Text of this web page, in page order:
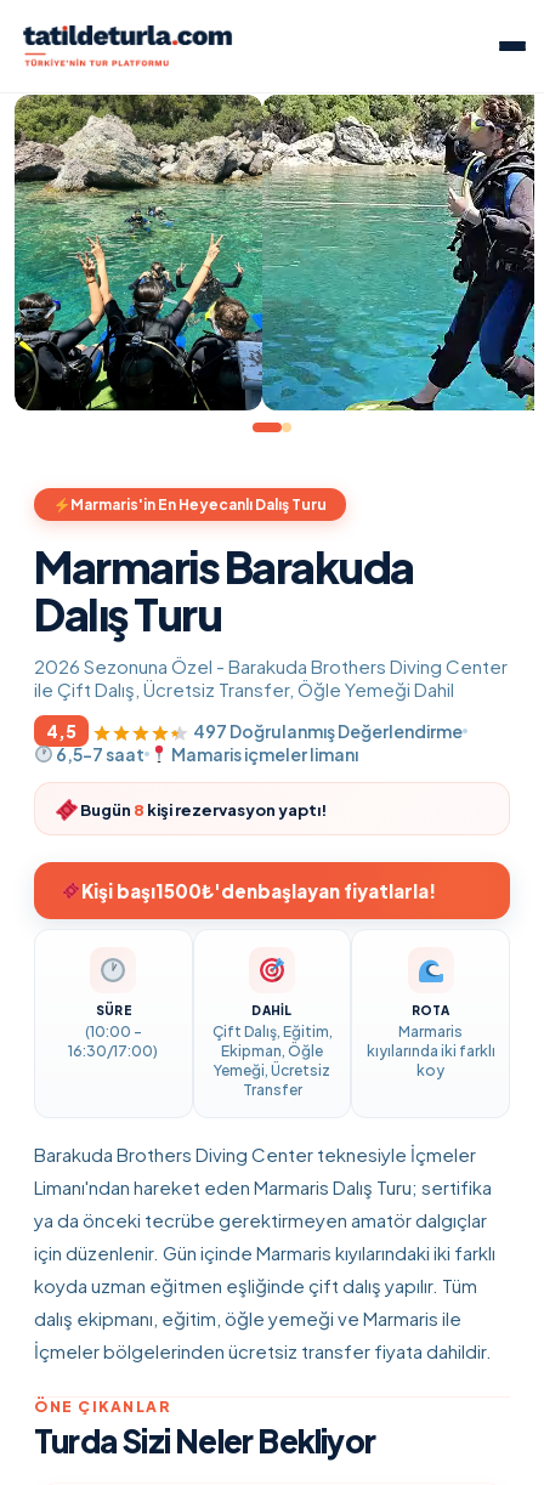
Marmaris'in En Heyecanlı Dalış Turu
Marmaris Barakuda
Dalış Turu
2026 Sezonuna Özel - Barakuda Brothers Diving Center
ile Çift Dalış, Ücretsiz Transfer, Öğle Yemeği Dahil
4,5
497 Doğrulanmış Değerlendirme
6,5-7 saat
Mamaris içmeler limanı
Bugün 8 kişi rezervasyon yaptı!
Kişi başı1500₺'denbaşlayan fiyatlarla!
SÜRE
(10:00 -
16:30/17:00)
DAHİL
Çift Dalış, Eğitim,
Ekipman, Öğle
Yemeği, Ücretsiz
Transfer
ROTA
Marmaris
kıyılarında iki farklı
koy
Barakuda Brothers Diving Center teknesiyle İçmeler
Limanı'ndan hareket eden Marmaris Dalış Turu; sertifika
ya da önceki tecrübe gerektirmeyen amatör dalgıçlar
için düzenlenir. Gün içinde Marmaris kıyılarındaki iki farklı
koyda uzman eğitmen eşliğinde çift dalış yapılır. Tüm
dalış ekipmanı, eğitim, öğle yemeği ve Marmaris ile
İçmeler bölgelerinden ücretsiz transfer fiyata dahildir.
ÖNE ÇIKANLAR
Turda Sizi Neler Bekliyor